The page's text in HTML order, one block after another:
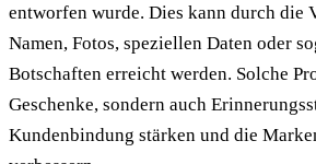
entworfen wurde. Dies kann durch die
Namen, Fotos, speziellen Daten oder
Botschaften erreicht werden. Solche
Geschenke, sondern auch
Kundenbindung stärken und die